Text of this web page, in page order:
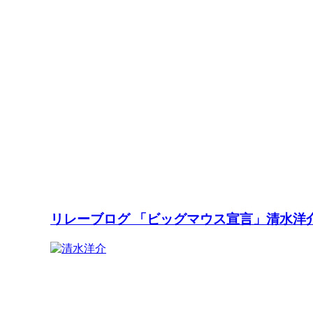
リレーブログ 「ビッグマウス宣言」清水洋